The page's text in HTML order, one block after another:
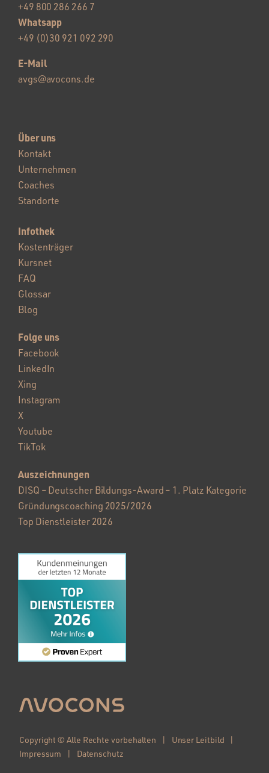
+49 800 286 266 7
Whatsapp
+49 (0)30 921 092 290
E-Mail
avgs@avocons.de
Über uns
Kontakt
Unternehmen
Coaches
Standorte
Infothek
Kostenträger
Kursnet
FAQ
Glossar
Blog
Folge uns
Facebook
LinkedIn
Xing
Instagram
X
Youtube
TikTok
Auszeichnungen
DISQ – Deutscher Bildungs-Award – 1. Platz Kategorie
Gründungscoaching 2025/2026
Top Dienstleister 2026
Copyright © Alle Rechte vorbehalten | Unser Leitbild |
Impressum | Datenschutz